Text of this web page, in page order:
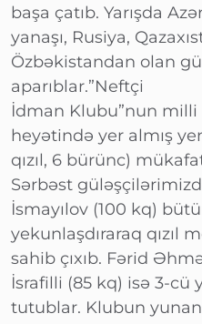
başa çatıb. Yarışda
yanaşı, Rusiya,
Özbəkistandan olan
aparıblar.”Neftçi
İdman Klubu”nun milli
heyətində yer almış
qızıl, 6 bürünc)
Sərbəst
İsmayılov (100 kq)
yekunlaşdıraraq qızıl
sahib çıxıb. Fərid
İsrafilli (85 kq) isə 3-cü
tutublar. Klubun